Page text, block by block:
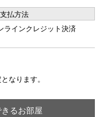
払方法
ラインクレジット決済
なります。
るお部屋